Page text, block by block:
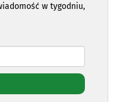
w tygodniu,